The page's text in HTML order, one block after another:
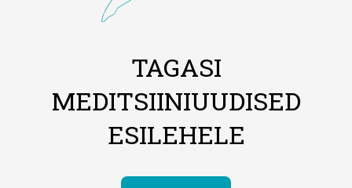
TAGASI
MEDITSIINIUUDISED
ESILEHELE